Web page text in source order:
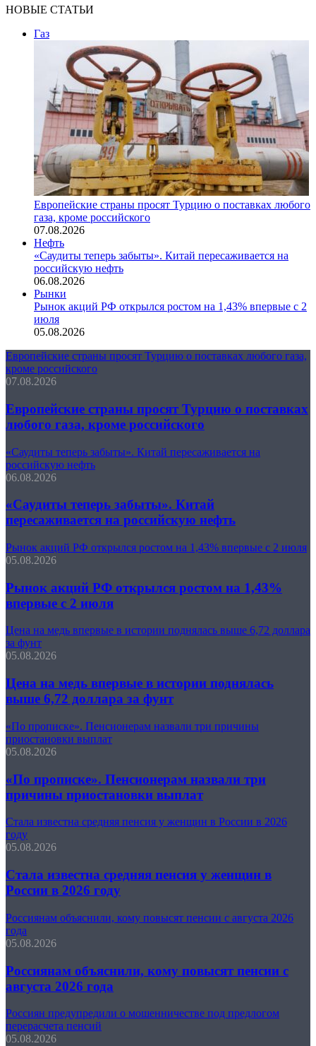
НОВЫЕ СТАТЬИ
Газ
Европейские страны просят Турцию о поставках любого
газа, кроме российского
07.08.2026
Нефть
«Саудиты теперь забыты». Китай пересаживается на
российскую нефть
06.08.2026
Рынки
Рынок акций РФ открылся ростом на 1,43% впервые с 2
июля
05.08.2026
Европейские страны просят Турцию о поставках любого газа,
кроме российского
07.08.2026
Европейские страны просят Турцию о поставках
любого газа, кроме российского
«Саудиты теперь забыты». Китай пересаживается на
российскую нефть
06.08.2026
«Саудиты теперь забыты». Китай
пересаживается на российскую нефть
Рынок акций РФ открылся ростом на 1,43% впервые с 2 июля
05.08.2026
Рынок акций РФ открылся ростом на 1,43%
впервые с 2 июля
Цена на медь впервые в истории поднялась выше 6,72 доллара
за фунт
05.08.2026
Цена на медь впервые в истории поднялась
выше 6,72 доллара за фунт
«По прописке». Пенсионерам назвали три причины
приостановки выплат
05.08.2026
«По прописке». Пенсионерам назвали три
причины приостановки выплат
Стала известна средняя пенсия у женщин в России в 2026
году
05.08.2026
Стала известна средняя пенсия у женщин в
России в 2026 году
Россиянам объяснили, кому повысят пенсии с августа 2026
года
05.08.2026
Россиянам объяснили, кому повысят пенсии с
августа 2026 года
Россиян предупредили о мошенничестве под предлогом
перерасчета пенсий
05.08.2026